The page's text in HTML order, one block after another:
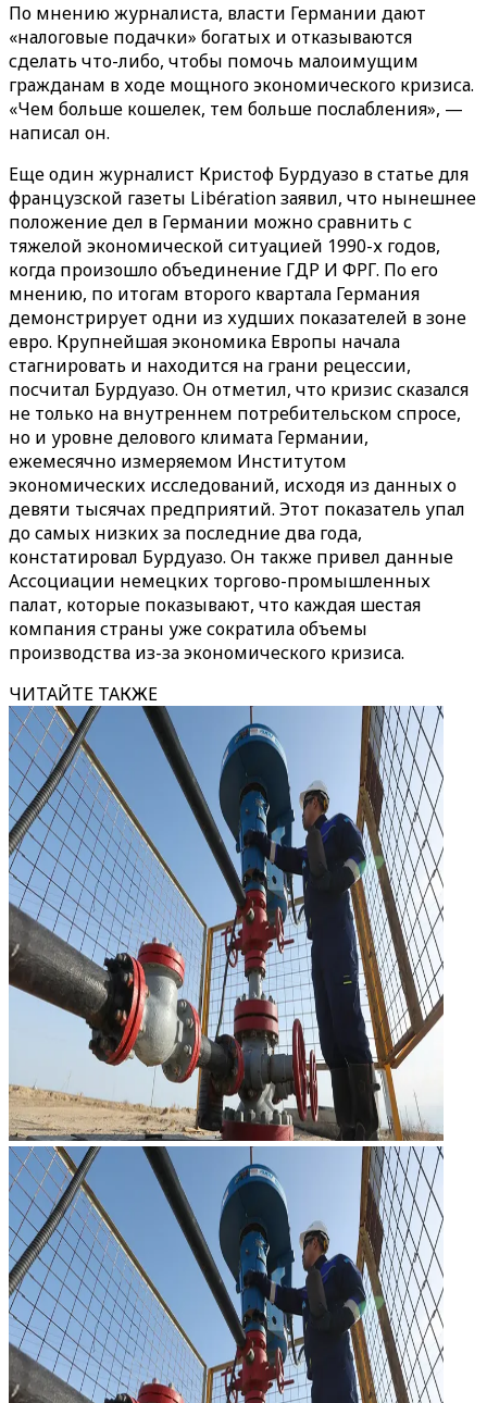
По мнению журналиста, власти Германии дают
«налоговые подачки» богатых и отказываются
сделать что-либо, чтобы помочь малоимущим
гражданам в ходе мощного экономического кризиса.
«Чем больше кошелек, тем больше послабления», —
написал он.
Еще один журналист Кристоф Бурдуазо в статье для
французской газеты Libération заявил, что нынешнее
положение дел в Германии можно сравнить с
тяжелой экономической ситуацией 1990-х годов,
когда произошло объединение ГДР И ФРГ. По его
мнению, по итогам второго квартала Германия
демонстрирует одни из худших показателей в зоне
евро. Крупнейшая экономика Европы начала
стагнировать и находится на грани рецессии,
посчитал Бурдуазо. Он отметил, что кризис сказался
не только на внутреннем потребительском спросе,
но и уровне делового климата Германии,
ежемесячно измеряемом Институтом
экономических исследований, исходя из данных о
девяти тысячах предприятий. Этот показатель упал
до самых низких за последние два года,
констатировал Бурдуазо. Он также привел данные
Ассоциации немецких торгово-промышленных
палат, которые показывают, что каждая шестая
компания страны уже сократила объемы
производства из-за экономического кризиса.
ЧИТАЙТЕ ТАКЖЕ